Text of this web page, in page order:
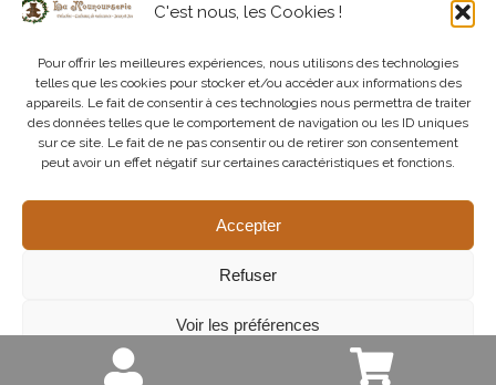
C'est nous, les Cookies !
Pour offrir les meilleures expériences, nous utilisons des technologies
telles que les cookies pour stocker et/ou accéder aux informations des
appareils. Le fait de consentir à ces technologies nous permettra de traiter
des données telles que le comportement de navigation ou les ID uniques
sur ce site. Le fait de ne pas consentir ou de retirer son consentement
peut avoir un effet négatif sur certaines caractéristiques et fonctions.
Accepter
Refuser
Voir les préférences
Elmer l’Eléphant – Timbale
Gamme Le Petit Prince – Set 3